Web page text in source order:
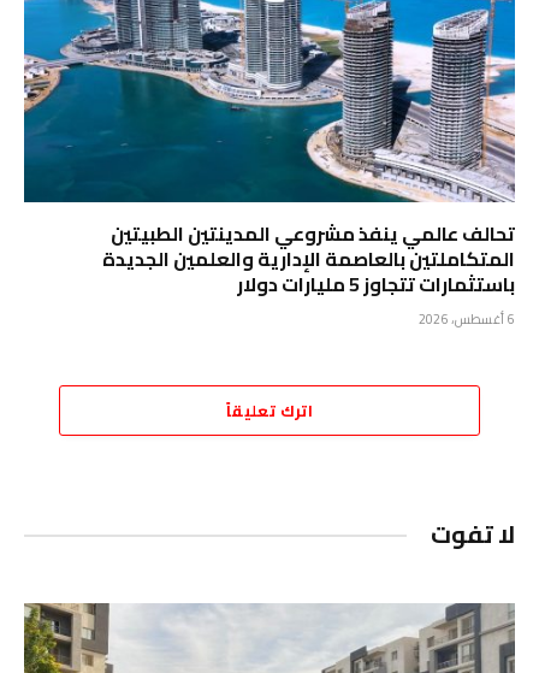
تحالف عالمي ينفذ مشروعي المدينتين الطبيتين
المتكاملتين بالعاصمة الإدارية والعلمين الجديدة
باستثمارات تتجاوز 5 مليارات دولار
6 أغسطس، 2026
اترك تعليقاً
لا تفوت